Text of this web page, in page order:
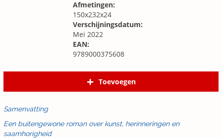
Afmetingen:
150x232x24
Verschijningsdatum:
Mei 2022
EAN:
9789000375608
Toevoegen
Samenvatting
Een buitengewone roman over kunst, herinneringen en
saamhorigheid